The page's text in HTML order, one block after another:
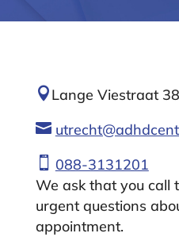
 Lange Viestraat

 088-3131201
We ask that you call
urgent questions
appointment.